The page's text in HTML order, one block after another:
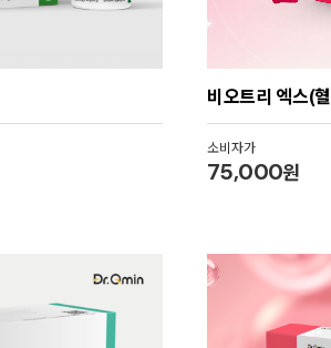
비오트리 엑스(
소비자가
75,000원